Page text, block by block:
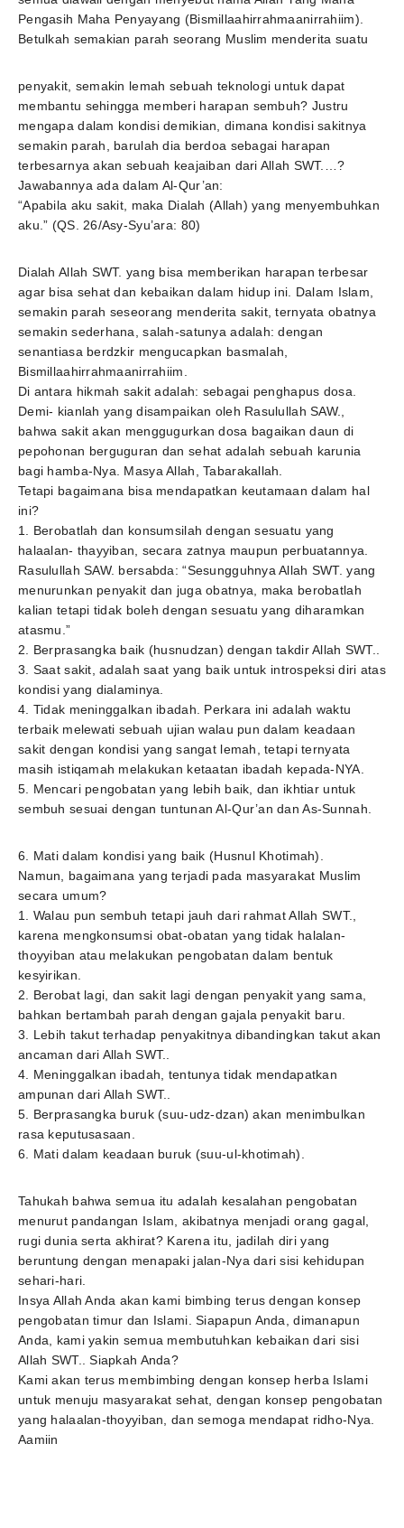
Pengasih Maha Penyayang (Bismillaahirrahmaanirrahiim).
Betulkah semakian parah seorang Muslim menderita suatu
penyakit, semakin lemah sebuah teknologi untuk dapat
membantu sehingga memberi harapan sembuh? Justru
mengapa dalam kondisi demikian, dimana kondisi sakitnya
semakin parah, barulah dia berdoa sebagai harapan
terbesarnya akan sebuah keajaiban dari Allah SWT.…?
Jawabannya ada dalam Al-Qur’an:
“Apabila aku sakit, maka Dialah (Allah) yang menyembuhkan
aku.” (QS. 26/Asy-Syu’ara: 80)
Dialah Allah SWT. yang bisa memberikan harapan terbesar
agar bisa sehat dan kebaikan dalam hidup ini. Dalam Islam,
semakin parah seseorang menderita sakit, ternyata obatnya
semakin sederhana, salah-satunya adalah: dengan
senantiasa berdzkir mengucapkan basmalah,
Bismillaahirrahmaanirrahiim.
Di antara hikmah sakit adalah: sebagai penghapus dosa.
Demi- kianlah yang disampaikan oleh Rasulullah SAW.,
bahwa sakit akan menggugurkan dosa bagaikan daun di
pepohonan berguguran dan sehat adalah sebuah karunia
bagi hamba-Nya. Masya Allah, Tabarakallah.
Tetapi bagaimana bisa mendapatkan keutamaan dalam hal
ini?
1. Berobatlah dan konsumsilah dengan sesuatu yang
halaalan- thayyiban, secara zatnya maupun perbuatannya.
Rasulullah SAW. bersabda: “Sesungguhnya Allah SWT. yang
menurunkan penyakit dan juga obatnya, maka berobatlah
kalian tetapi tidak boleh dengan sesuatu yang diharamkan
atasmu.”
2. Berprasangka baik (husnudzan) dengan takdir Allah SWT..
3. Saat sakit, adalah saat yang baik untuk introspeksi diri atas
kondisi yang dialaminya.
4. Tidak meninggalkan ibadah. Perkara ini adalah waktu
terbaik melewati sebuah ujian walau pun dalam keadaan
sakit dengan kondisi yang sangat lemah, tetapi ternyata
masih istiqamah melakukan ketaatan ibadah kepada-NYA.
5. Mencari pengobatan yang lebih baik, dan ikhtiar untuk
sembuh sesuai dengan tuntunan Al-Qur’an dan As-Sunnah.
6. Mati dalam kondisi yang baik (Husnul Khotimah).
Namun, bagaimana yang terjadi pada masyarakat Muslim
secara umum?
1. Walau pun sembuh tetapi jauh dari rahmat Allah SWT.,
karena mengkonsumsi obat-obatan yang tidak halalan-
thoyyiban atau melakukan pengobatan dalam bentuk
kesyirikan.
2. Berobat lagi, dan sakit lagi dengan penyakit yang sama,
bahkan bertambah parah dengan gajala penyakit baru.
3. Lebih takut terhadap penyakitnya dibandingkan takut akan
ancaman dari Allah SWT..
4. Meninggalkan ibadah, tentunya tidak mendapatkan
ampunan dari Allah SWT..
5. Berprasangka buruk (suu-udz-dzan) akan menimbulkan
rasa keputusasaan.
6. Mati dalam keadaan buruk (suu-ul-khotimah).
Tahukah bahwa semua itu adalah kesalahan pengobatan
menurut pandangan Islam, akibatnya menjadi orang gagal,
rugi dunia serta akhirat? Karena itu, jadilah diri yang
beruntung dengan menapaki jalan-Nya dari sisi kehidupan
sehari-hari.
Insya Allah Anda akan kami bimbing terus dengan konsep
pengobatan timur dan Islami. Siapapun Anda, dimanapun
Anda, kami yakin semua membutuhkan kebaikan dari sisi
Allah SWT.. Siapkah Anda?
Kami akan terus membimbing dengan konsep herba Islami
untuk menuju masyarakat sehat, dengan konsep pengobatan
yang halaalan-thoyyiban, dan semoga mendapat ridho-Nya.
Aamiin